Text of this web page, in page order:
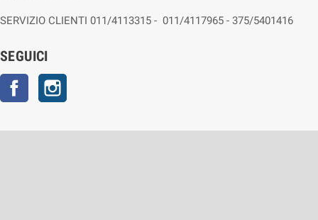
SERVIZIO CLIENTI 011/4113315 - 011/4117965 - 375/5401416
SEGUICI
Facebook